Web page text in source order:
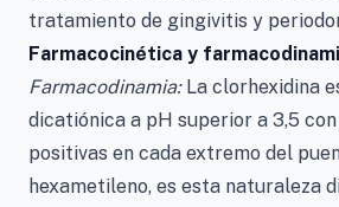
tratamiento de gingivitis y
Farmacocinética y
Farmacodinamia: La clorhexidina
dicatiónica a pH superior a 3,5
positivas en cada extremo del
hexametileno, es esta naturaleza